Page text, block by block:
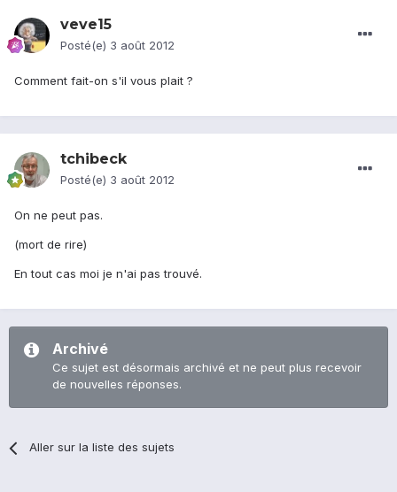
veve15
Posté(e) 3 août 2012
Comment fait-on s'il vous plait ?
tchibeck
Posté(e) 3 août 2012
On ne peut pas.
(mort de rire)
En tout cas moi je n'ai pas trouvé.
Archivé
Ce sujet est désormais archivé et ne peut plus recevoir
de nouvelles réponses.
Aller sur la liste des sujets